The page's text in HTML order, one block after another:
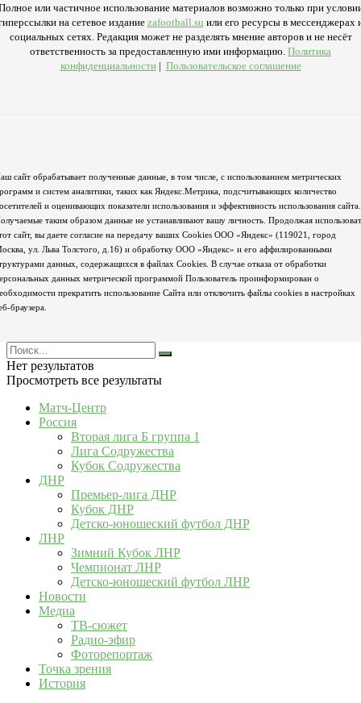
или частичное использование материалов возможно только при
на сетевое издание zafootball.su или его ресурсы в мессенджерах
социальных сетях. Редакция может не разделять мнение авторов и не несёт
ответственность за предоставленную ими информацию. Политика
конфиденциальности| Пользовательское соглашение
сайт обрабатывает полученные данные, в том числе, с использованием метрических
и систем аналитики, таких как Яндекс.Метрика, подсчитывающих количество
и оценивающих показатели использования и эффективность использования сайта.
таким образом данные не устанавливают вашу личность. Продолжая
сайт, вы даете согласие на передачу ваших Cookies ООО «Яндекс» (119021, город
ул. Льва Толстого, д.16) и обработку ООО «Яндекс» и его аффилированными
данных, содержащихся в файлах Cookies. В случае отказа от обработки
данных метрической программой Пользователь проинформирован о
прекратить использование Сайта или отключить файлы cookies в настройках
браузера.
Нет результатов
Просмотреть все результаты
Матч-Центр
Россия
Вторая лига Б группа 1
Лига Содружества
Кубок Содружества
ДНР
Премьер-лига ДНР
Кубок ДНР
Детско-юношеский футбол ДНР
ЛНР
Зимний Кубок ЛНР
Чемпионат ЛНР
Детско-юношеский футбол ЛНР
Новости
Медиа
ТВ-сюжет
Радио-эфир
Фоторепортаж
Точка зрения
История